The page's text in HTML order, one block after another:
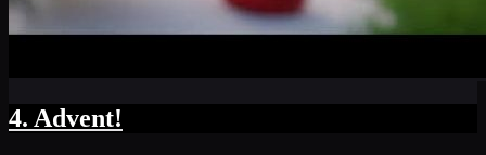
4. Advent!